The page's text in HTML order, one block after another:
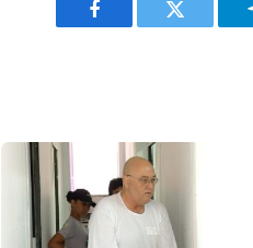
Facebook Twitter